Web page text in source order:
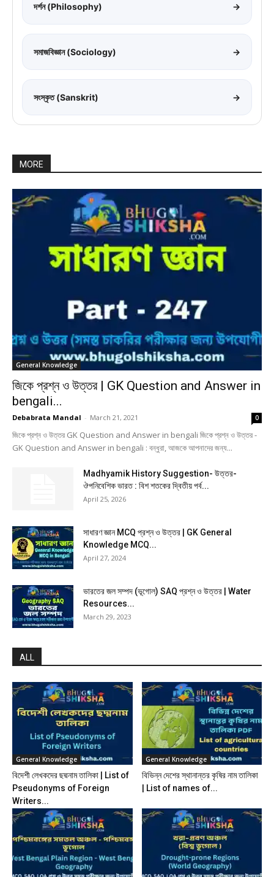
দর্শন (Philosophy) →
সমাজবিজ্ঞান (Sociology) →
সংস্কৃত (Sanskrit) →
MORE
General Knowledge
জিকে প্রশ্ন ও উত্তর | GK Question and Answer in
bengali...
Debabrata Mandal - March 21, 2021 0
জিকে প্রশ্ন ও উত্তর GK Question and Answer in bengali জিকে প্রশ্ন ও উত্তর -
GK Question and Answer in bengali : বন্ধুরা, আজকে আপনাদের জন্য...
Madhyamik History Suggestion- উত্তর-
ঔপনিবেশিক ভারত : বিশ শতকের দ্বিতীয় পর্ব...
April 25, 2026
সাধারণ জ্ঞান MCQ প্রশ্ন ও উত্তর | GK General
Knowledge MCQ...
April 27, 2024
ভারতের জল সম্পদ (ভূগোল) SAQ প্রশ্ন ও উত্তর | Water
Resources...
March 29, 2023
ALL
General Knowledge
বিদেশী লেখকদের ছদ্মনাম তালিকা | List of
Pseudonyms of Foreign
Writers...
General Knowledge
বিভিন্ন দেশের স্থানান্তর কৃষির নাম তালিকা
| List of names of...